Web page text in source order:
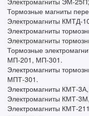
Тормозные магниты
Электромагниты КМТД-
Электромагниты
Электромагниты
Тормозные
МП-201, МП-301.
Электромагниты
МПТ-301.
Электромагниты КМТ-
Электромагниты КМТ-
Электромагниты КМТ-